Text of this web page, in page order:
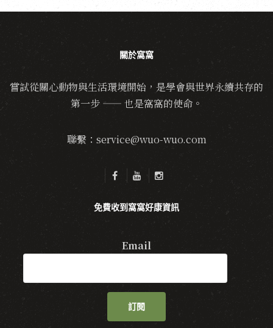
關於窩窩
嘗試從關心動物與生活環境開始，是學會與世界永續共存的
第一步 —— 也是窩窩的使命。
聯繫：service@wuo-wuo.com
免費收到窩窩好康資訊
Email
訂閱